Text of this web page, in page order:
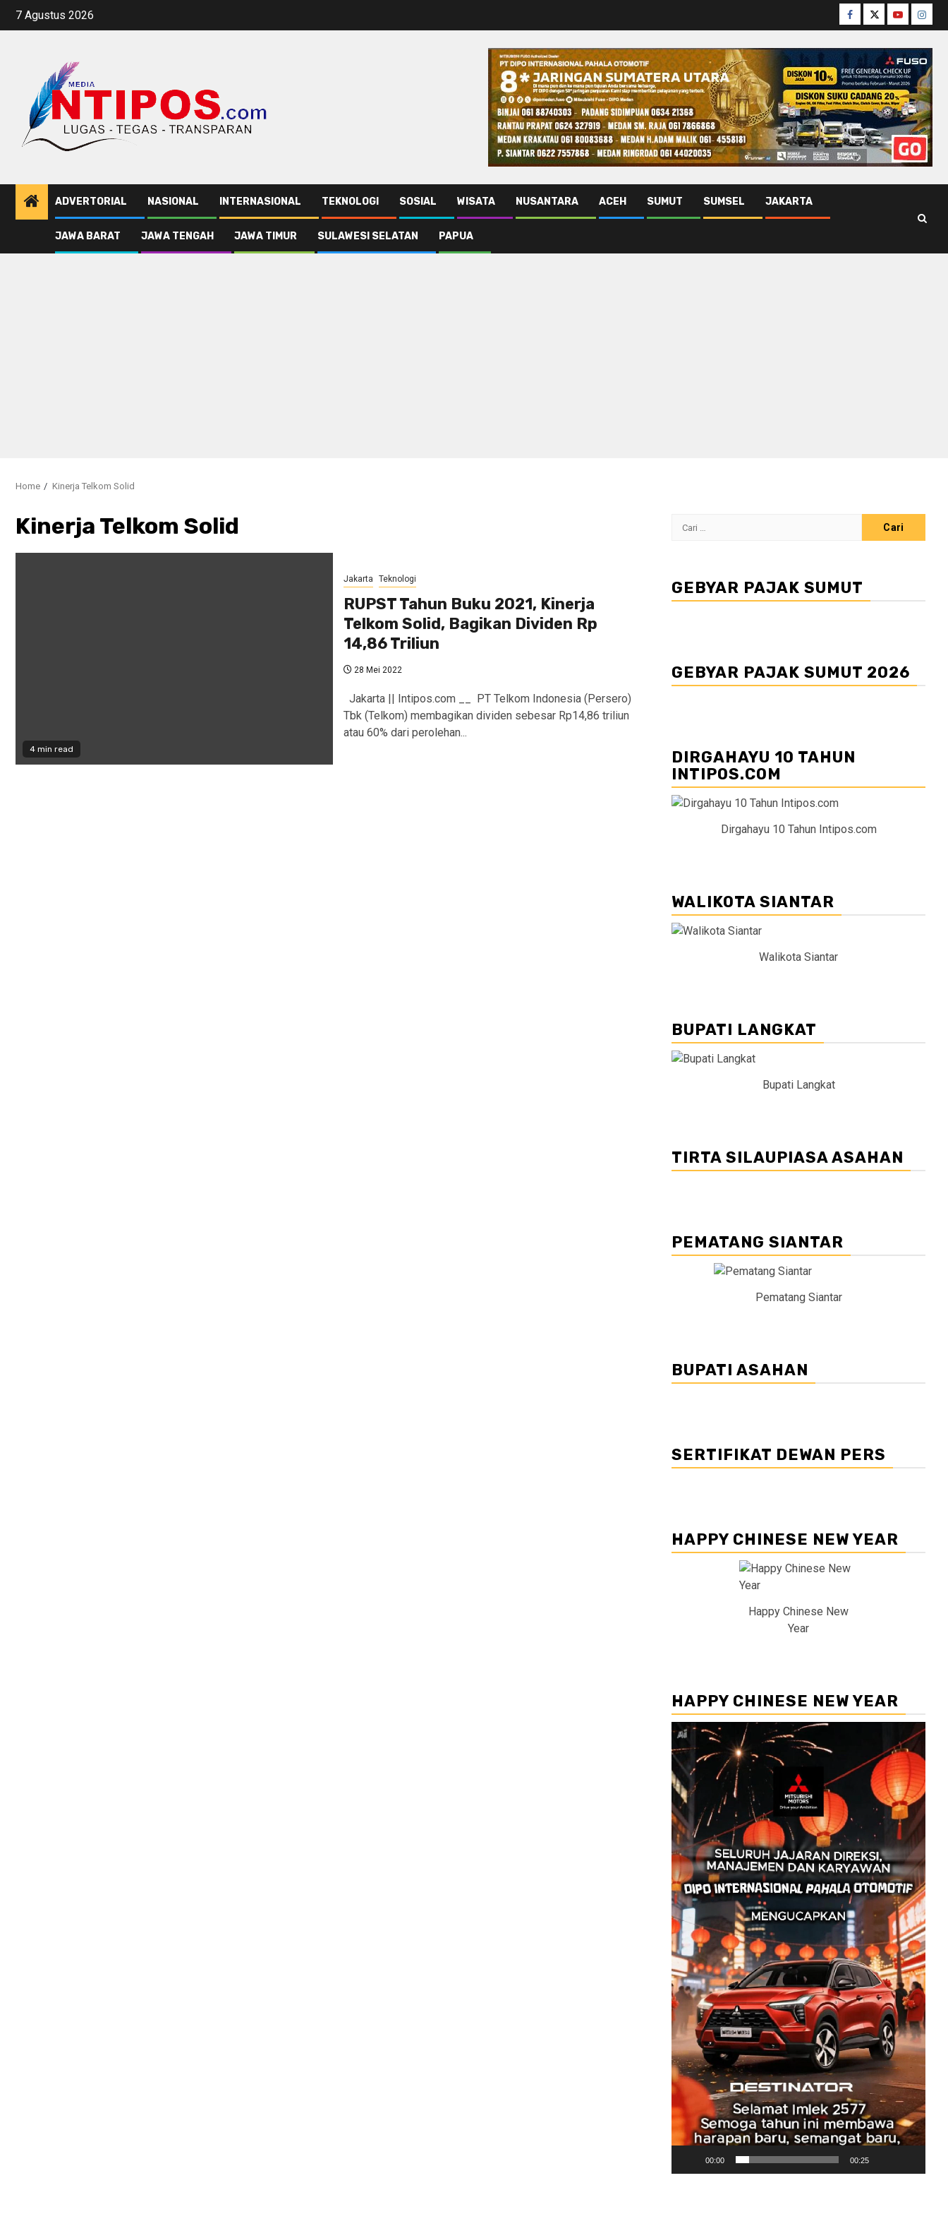
Skip
7 Agustus 2026 Facebook
TwitterYoutube
ADVERTORIAL NASIONAL INTERNASIONAL TEKNOLOGI SOSIAL WISATA NUSANTARA ACEH SUMUT SUMSEL JAKARTA
JAWA BARAT JAWA TENGAH JAWA TIMUR SULAWESI SELATAN PAPUA
Home Kinerja Telkom Solid
Kinerja Telkom Solid
4 min read
Jakarta Teknologi
RUPST Tahun Buku 2021, Kinerja
Telkom Solid, Bagikan Dividen Rp
14,86 Triliun
28 Mei 2022
Jakarta || Intipos.com __ PT Telkom Indonesia (Persero)
Tbk (Telkom) membagikan dividen sebesar Rp14,86 triliun
atau 60% dari perolehan...
Cari
GEBYAR PAJAK SUMUT
GEBYAR PAJAK SUMUT 2026
DIRGAHAYU 10 TAHUN
INTIPOS.COM
Dirgahayu 10 Tahun Intipos.com
WALIKOTA SIANTAR
Walikota Siantar
BUPATI LANGKAT
Bupati Langkat
TIRTA SILAUPIASA ASAHAN
PEMATANG SIANTAR
Pematang Siantar
BUPATI ASAHAN
SERTIFIKAT DEWAN PERS
HAPPY CHINESE NEW YEAR
Happy Chinese New
Year
HAPPY CHINESE NEW YEAR
Pemutar
Video
00:00 00:25